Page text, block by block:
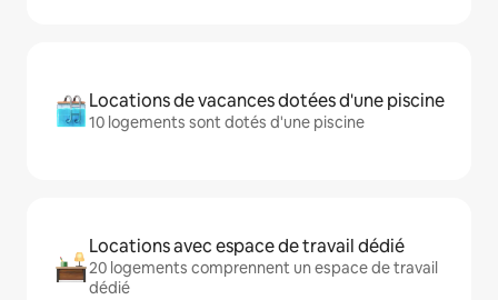
Locations de vacances dotées d'une piscine
10 logements sont dotés d'une piscine
Locations avec espace de travail dédié
20 logements comprennent un espace de travail
dédié